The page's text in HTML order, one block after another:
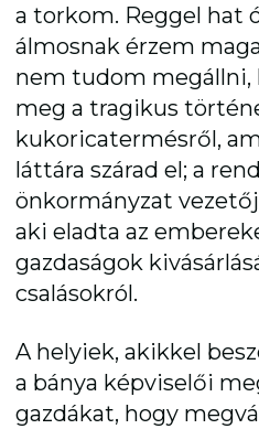
a torkom. Reggel hat
álmosnak érzem
nem tudom megállni,
meg a tragikus
kukoricatermésről,
láttára szárad el; a
önkormányzat
aki eladta az
gazdaságok
csalásokról.
A helyiek, akikkel
a bánya képviselői
gazdákat, hogy